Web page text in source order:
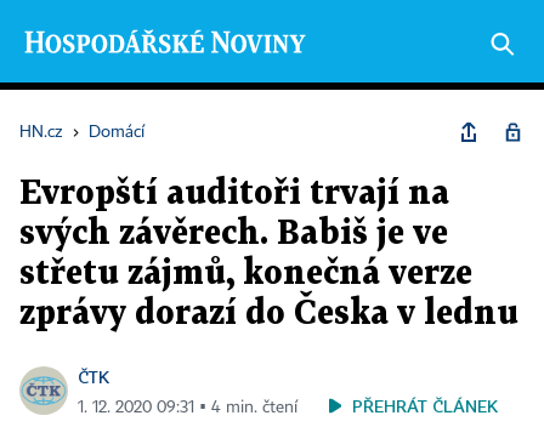
HN.cz › Domácí
Evropští auditoři trvají na
svých závěrech. Babiš je ve
střetu zájmů, konečná verze
zprávy dorazí do Česka v lednu
ČTK
1. 12. 2020 09:31 ▪ 4 min. čtení PŘEHRÁT ČLÁNEK